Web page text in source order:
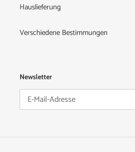
Hauslieferung
Verschiedene Bestimmungen
Newsletter